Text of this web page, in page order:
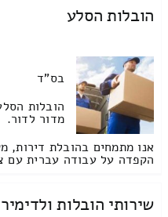
הובלות הסלע
בס"ד
הובלות
מדור לדור.
אנו מתמחים בהובלת דירות,
הקפדה על עבודה עברית עם
שירותי הובלות ולדימיר